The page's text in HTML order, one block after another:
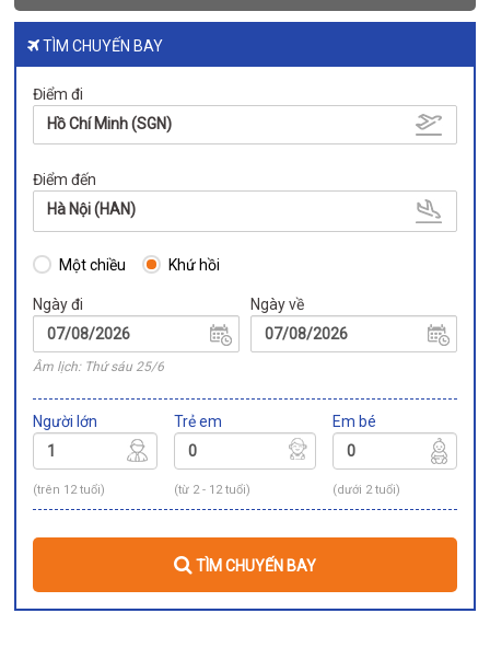
TÌM CHUYẾN BAY
Điểm đi
Hồ Chí Minh (SGN)
Điểm đến
Hà Nội (HAN)
Một chiều Khứ hồi
Ngày đi
Âm lịch: Thứ sáu 25/6
Ngày về
Người lớn
(trên 12 tuổi)
Trẻ em
(từ 2 - 12 tuổi)
Em bé
(dưới 2 tuổi)
TÌM CHUYẾN BAY